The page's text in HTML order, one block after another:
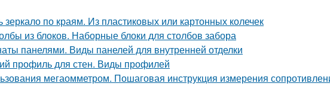
зеркало по краям. Из пластиковых или картонных колечек
из блоков. Наборные блоки для столбов забора
панелями. Виды панелей для внутренней отделки
профиль для стен. Виды профилей
мегаомметром. Пошаговая инструкция измерения